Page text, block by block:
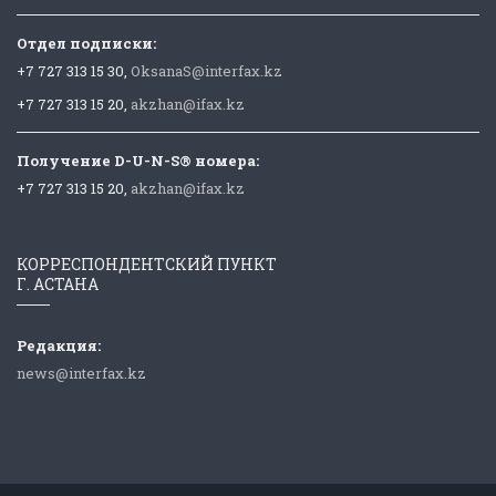
Отдел подписки:
+7 727 313 15 30, OksanaS@interfax.kz
+7 727 313 15 20, akzhan@ifax.kz
Получение D-U-N-S® номера:
+7 727 313 15 20, akzhan@ifax.kz
КОРРЕСПОНДЕНТСКИЙ ПУНКТ
Г. АСТАНА
Редакция:
news@interfax.kz